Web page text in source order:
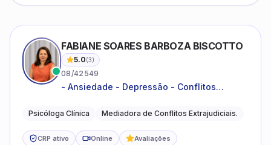
FABIANE SOARES BARBOZA BISCOTTO
5.0(3)
08/42549
- Ansiedade - Depressão - Conflitos
relacionamentos - Autoestima -
Psicóloga Clínica Mediadora de Conflitos Extrajudiciais.
CRP ativo Online Avaliações